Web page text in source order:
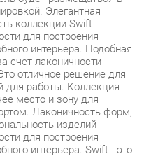
отличное решение для
работы. Коллекция
место и зону для
Лаконичность форм,
изделий
для построения
интерьера. Swift - это
условий для
оснащение для
зоны и
оптимизировать
и удобства.